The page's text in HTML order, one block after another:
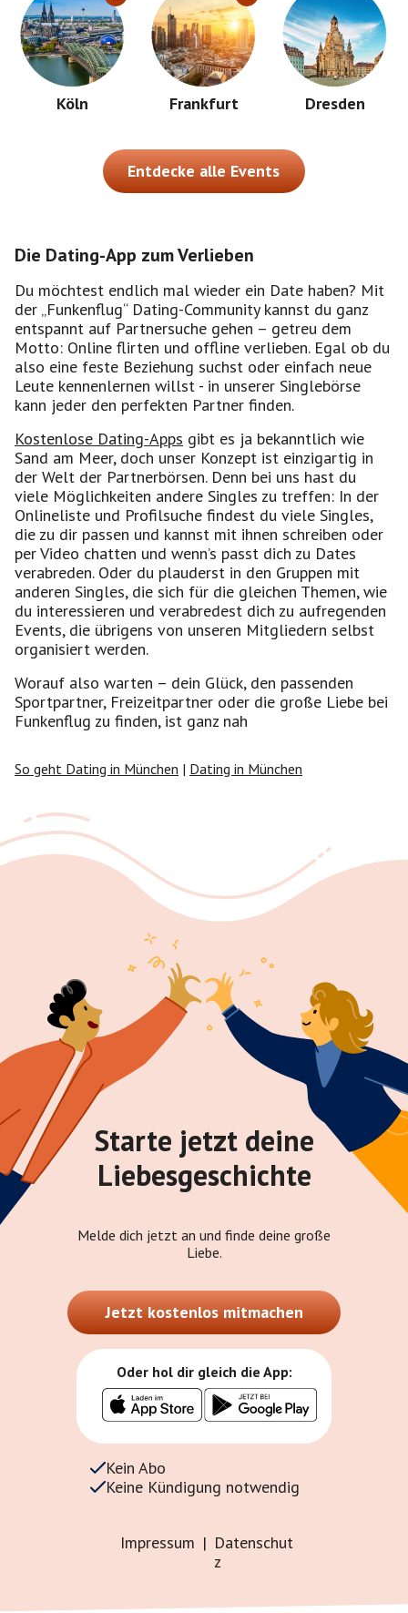
Köln Frankfurt Dresden
Entdecke alle Events
Die Dating-App zum Verlieben
Du möchtest endlich mal wieder ein Date haben? Mit
der „Funkenflug“ Dating-Community kannst du ganz
entspannt auf Partnersuche gehen – getreu dem
Motto: Online flirten und offline verlieben. Egal ob du
also eine feste Beziehung suchst oder einfach neue
Leute kennenlernen willst - in unserer Singlebörse
kann jeder den perfekten Partner finden.
Kostenlose Dating-Apps gibt es ja bekanntlich wie
Sand am Meer, doch unser Konzept ist einzigartig in
der Welt der Partnerbörsen. Denn bei uns hast du
viele Möglichkeiten andere Singles zu treffen: In der
Onlineliste und Profilsuche findest du viele Singles,
die zu dir passen und kannst mit ihnen schreiben oder
per Video chatten und wenn’s passt dich zu Dates
verabreden. Oder du plauderst in den Gruppen mit
anderen Singles, die sich für die gleichen Themen, wie
du interessieren und verabredest dich zu aufregenden
Events, die übrigens von unseren Mitgliedern selbst
organisiert werden.
Worauf also warten – dein Glück, den passenden
Sportpartner, Freizeitpartner oder die große Liebe bei
Funkenflug zu finden, ist ganz nah
So geht Dating in München | Dating in München
Starte jetzt deine
Liebesgeschichte
Melde dich jetzt an und finde deine große
Liebe.
Jetzt kostenlos mitmachen
Oder hol dir gleich die App:
Kein Abo
Keine Kündigung notwendig
Impressum | Datenschut
z